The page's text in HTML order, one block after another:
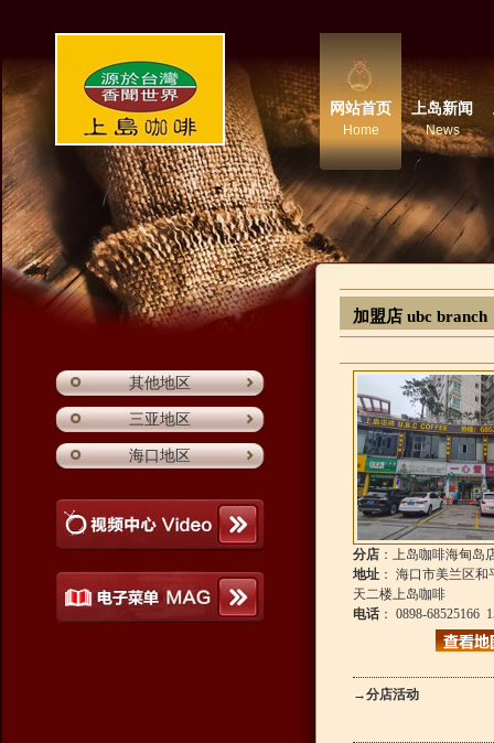
网站首页
Home
上岛新闻
News
加盟店 ubc branch
其他地区
三亚地区
海口地区
分店 ：上岛咖啡海甸岛
地址 ： 海口市美兰区
天二楼上岛咖啡
电话 ： 0898-68525166
→分店活动